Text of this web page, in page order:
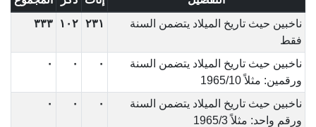
ناخبين حيث تاريخ الميلاد يتضمن السنة
فقط
٢٣١ ١٠٢ ٣٣٣
ناخبين حيث تاريخ الميلاد يتضمن السنة
ورقمين: مثلاً 1965/10
٠ ٠ ٠
ناخبين حيث تاريخ الميلاد يتضمن السنة
ورقم واحد: مثلاً 1965/3
٠ ٠ ٠